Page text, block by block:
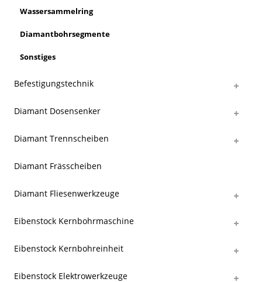
Wassersammelring
Diamantbohrsegmente
Sonstiges
Befestigungstechnik
Diamant Dosensenker
Diamant Trennscheiben
Diamant Frässcheiben
Diamant Fliesenwerkzeuge
Eibenstock Kernbohrmaschine
Eibenstock Kernbohreinheit
Eibenstock Elektrowerkzeuge